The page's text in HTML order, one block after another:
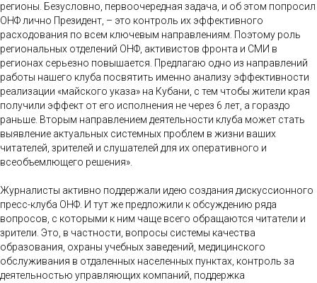
регионы. Безусловно, первоочередная задача, и об этом попросил
ОНФ лично Президент, – это контроль их эффективного
расходования по всем ключевым направлениям. Поэтому роль
региональных отделений ОНФ, активистов фронта и СМИ в
регионах серьезно повышается. Предлагаю одно из направлений
работы нашего клуба посвятить именно анализу эффективности
реализации «майского указа» на Кубани, с тем чтобы жители края
получили эффект от его исполнения не через 6 лет, а гораздо
раньше. Вторым направлением деятельности клуба может стать
выявление актуальных системных проблем в жизни ваших
читателей, зрителей и слушателей для их оперативного и
всеобъемлющего решения».
Журналисты активно поддержали идею создания дискуссионного
пресс-клуба ОНФ. И тут же предложили к обсуждению ряда
вопросов, с которыми к ним чаще всего обращаются читатели и
зрители. Это, в частности, вопросы системы качества
образования, охраны учебных заведений, медицинского
обслуживания в отдаленных населенных пунктах, контроль за
деятельностью управляющих компаний, поддержка